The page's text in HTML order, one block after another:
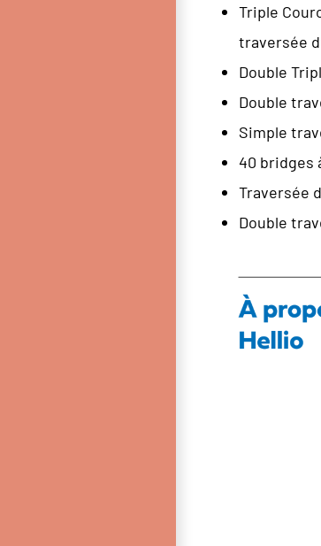
Triple
traversée
Double
Double
Simple
40 bridges
Traversée
Double